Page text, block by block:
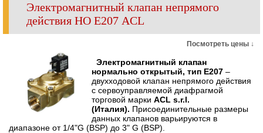
Электромагнитный клапан непрямого
действия НО Е207 ACL
Посмотреть цены ↓
Электромагнитный клапан
нормально открытый, тип E207 –
двухходовой клапан непрямого действия
с сервоуправляемой диафрагмой
торговой марки ACL s.r.l.
(Италия). Присоединительные размеры
данных клапанов варьируются в
диапазоне от 1/4"G (BSP) до 3" G (BSP).